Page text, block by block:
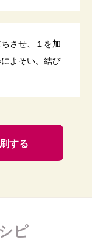
させ、１を加
よそい、結び
する
ピ